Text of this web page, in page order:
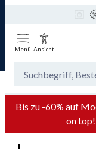
Menü Ansicht
Bis zu -60% auf
on top!